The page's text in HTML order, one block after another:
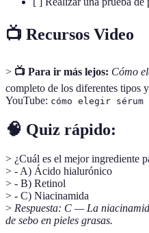
📺 Recursos Video
> 📺 Para ir más lejos: Cómo
completo de los diferentes tipos
YouTube: cómo elegir
🧠 Quiz rápido:
> ¿Cuál es el mejor ingrediente
> - A) Ácido hialurónico
> - B) Retinol
> - C) Niacinamida
> Respuesta: C — La
de sebo en pieles grasas.